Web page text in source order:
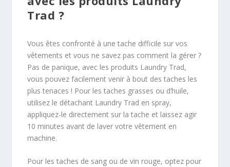
Trad ?
Vous êtes confronté à une tache difficile sur vos
vêtements et vous ne savez pas comment la gérer ?
Pas de panique, avec les produits Laundry Trad,
vous pouvez facilement venir à bout des taches les
plus tenaces ! Pour les taches grasses ou d’huile,
utilisez le détachant Laundry Trad en spray,
appliquez-le directement sur la tache et laissez agir
10 minutes avant de laver votre vêtement en
machine.
Pour les taches de sang ou de vin rouge, optez pour